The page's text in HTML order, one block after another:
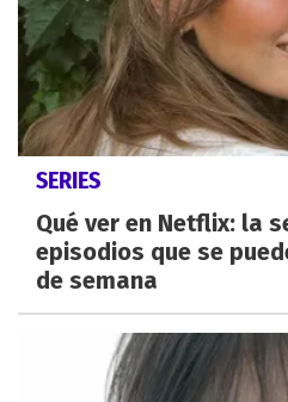
SERIES
Qué ver en Netflix: la
episodios que se
de semana